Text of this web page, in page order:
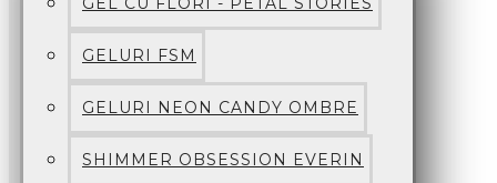
GELURI FSM
GELURI NEON CANDY OMBRE
SHIMMER OBSESSION EVERIN